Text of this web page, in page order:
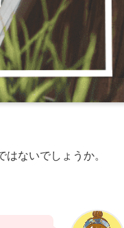
ないでしょうか。